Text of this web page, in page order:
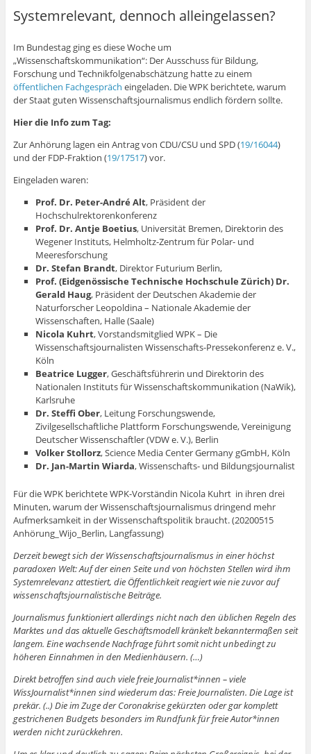
Systemrelevant, dennoch alleingelassen?
Im Bundestag ging es diese Woche um
„Wissenschaftskommunikation“: Der Ausschuss für Bildung,
Forschung und Technikfolgenabschätzung hatte zu einem
öffentlichen Fachgespräch eingeladen. Die WPK berichtete, warum
der Staat guten Wissenschaftsjournalismus endlich fördern sollte.
Hier die Info zum Tag:
Zur Anhörung lagen ein Antrag von CDU/CSU und SPD (19/16044)
und der FDP-Fraktion (19/17517) vor.
Eingeladen waren:
Prof. Dr. Peter-André Alt, Präsident der
Hochschulrektorenkonferenz
Prof. Dr. Antje Boetius, Universität Bremen, Direktorin des
Wegener Instituts, Helmholtz-Zentrum für Polar- und
Meeresforschung
Dr. Stefan Brandt, Direktor Futurium Berlin,
Prof. (Eidgenössische Technische Hochschule Zürich) Dr.
Gerald Haug, Präsident der Deutschen Akademie der
Naturforscher Leopoldina – Nationale Akademie der
Wissenschaften, Halle (Saale)
Nicola Kuhrt, Vorstandsmitglied WPK – Die
Wissenschaftsjournalisten Wissenschafts-Pressekonferenz e. V.,
Köln
Beatrice Lugger, Geschäftsführerin und Direktorin des
Nationalen Instituts für Wissenschaftskommunikation (NaWik),
Karlsruhe
Dr. Steffi Ober, Leitung Forschungswende,
Zivilgesellschaftliche Plattform Forschungswende, Vereinigung
Deutscher Wissenschaftler (VDW e. V.), Berlin
Volker Stollorz,Science Media Center Germany gGmbH, Köln
Dr. Jan-Martin Wiarda, Wissenschafts- und Bildungsjournalist
Für die WPK berichtete WPK-Vorständin Nicola Kuhrt in ihren drei
Minuten, warum der Wissenschaftsjournalismus dringend mehr
Aufmerksamkeit in der Wissenschaftspolitik braucht. (20200515
Anhörung_Wijo_Berlin, Langfassung)
Derzeit bewegt sich der Wissenschaftsjournalismus in einer höchst
paradoxen Welt: Auf der einen Seite und von höchsten Stellen wird ihm
Systemrelevanz attestiert, die Öffentlichkeit reagiert wie nie zuvor auf
wissenschaftsjournalistische Beiträge.
Journalismus funktioniert allerdings nicht nach den üblichen Regeln des
Marktes und das aktuelle Geschäftsmodell kränkelt bekanntermaßen seit
langem. Eine wachsende Nachfrage führt somit nicht unbedingt zu
höheren Einnahmen in den Medienhäusern. (…)
Direkt betroffen sind auch viele freie Journalist*innen – viele
WissJournalist*innen sind wiederum das: Freie Journalisten. Die Lage ist
prekär. (..) Die im Zuge der Coronakrise gekürzten oder gar komplett
gestrichenen Budgets besonders im Rundfunk für freie Autor*innen
werden nicht zurückkehren.